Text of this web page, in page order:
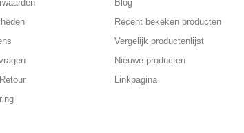
Blog
Recent bekeken producten
Vergelijk productenlijst
Nieuwe producten
Linkpagina